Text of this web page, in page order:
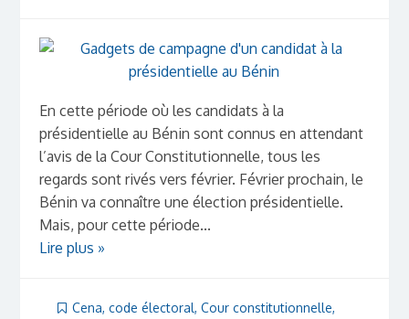
En cette période où les candidats à la
présidentielle au Bénin sont connus en attendant
l’avis de la Cour Constitutionnelle, tous les
regards sont rivés vers février. Février prochain, le
Bénin va connaître une élection présidentielle.
Mais, pour cette période...
Lire plus »
Cena, code électoral, Cour constitutionnelle,